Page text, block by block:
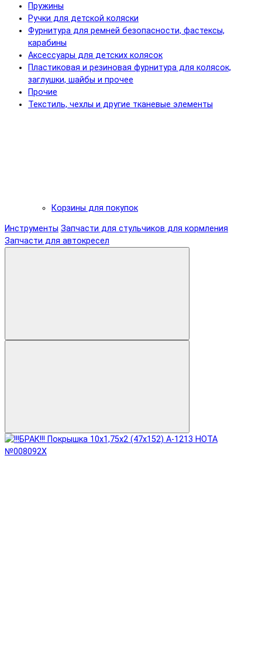
Пружины
Ручки для детской коляски
Фурнитура для ремней безопасности, фастексы,
карабины
Аксессуары для детских колясок
Пластиковая и резиновая фурнитура для колясок,
заглушки, шайбы и прочее
Прочие
Текстиль, чехлы и другие тканевые элементы
Корзины для покупок
Инструменты Запчасти для стульчиков для кормления
Запчасти для автокресел